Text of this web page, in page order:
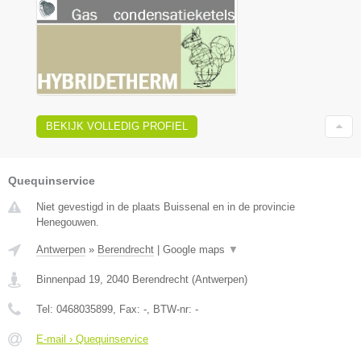
BEKIJK VOLLEDIG PROFIEL
Quequinservice
Niet gevestigd in de plaats Buissenal en in de provincie
Henegouwen.
Antwerpen » Berendrecht Google maps ▼
Binnenpad 19, 2040 Berendrecht (Antwerpen)
Tel: 0468035899, Fax: -, BTW-nr: -
E-mail › Quequinservice